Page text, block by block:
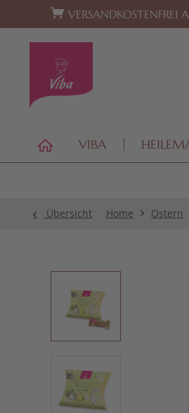
Zur Hauptnavigation springen
VERSANDKOSTENFREI
VIBA
Übersicht Home Ostern